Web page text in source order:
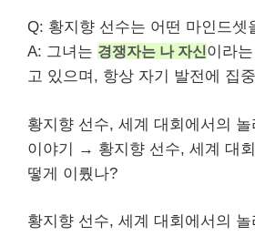
Q: 황지향 선수는 어떤 마인드셋
A: 그녀는 경쟁자는 나 자신이라
고 있으며, 항상 자기 발전에 집
황지향 선수, 세계 대회에서의
이야기 → 황지향 선수, 세계 대
떻게 이뤘나?
황지향 선수, 세계 대회에서의